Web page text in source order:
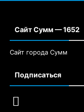
Сайт Сумм — 1652
Сайт города Сумм
Подписаться